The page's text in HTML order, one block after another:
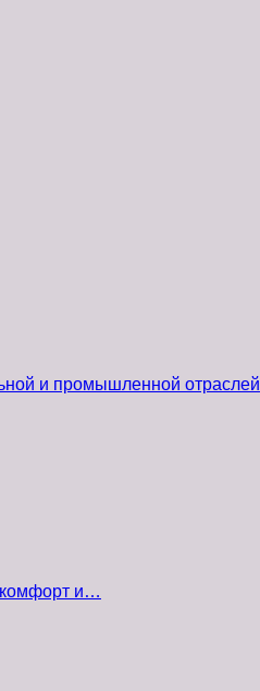
и промышленной отраслей
комфорт и…